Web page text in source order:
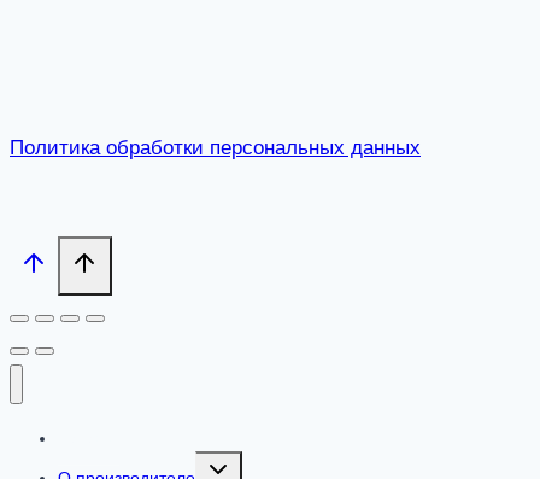
Политика обработки персональных данных
Toggle